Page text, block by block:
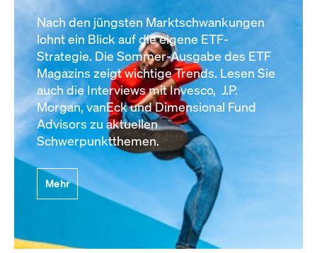
Nach den jüngsten Marktschwankungen
lohnt ein Blick auf die eigene ETF-
Strategie. Die Sommer-Ausgabe des ETF
Magazins zeigt wichtige Trends. Lesen Sie
auch die Interviews mit Invesco, J.P.
Morgan, vanEck und Dimensional Fund
Advisors zu aktuellen
Schwerpunktthemen.
Mehr